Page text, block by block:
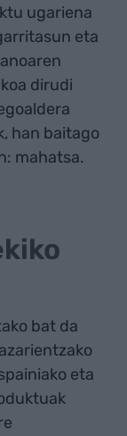
ugariena
eta
dirudi
han baitago
mahatsa.
bat da
eta